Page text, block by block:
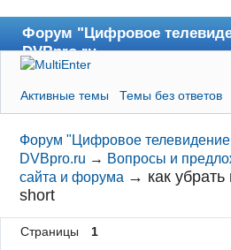
Форум "Цифровое
DVBpro.ru
Форум
Сайт DVBpro.ru
Поиск
Регистрация
Вход
Активные темы Темы без ответов
Форум "Цифровое телевидение
DVBpro.ru → Вопросы и
сайта и форума → как
short
Страницы
1